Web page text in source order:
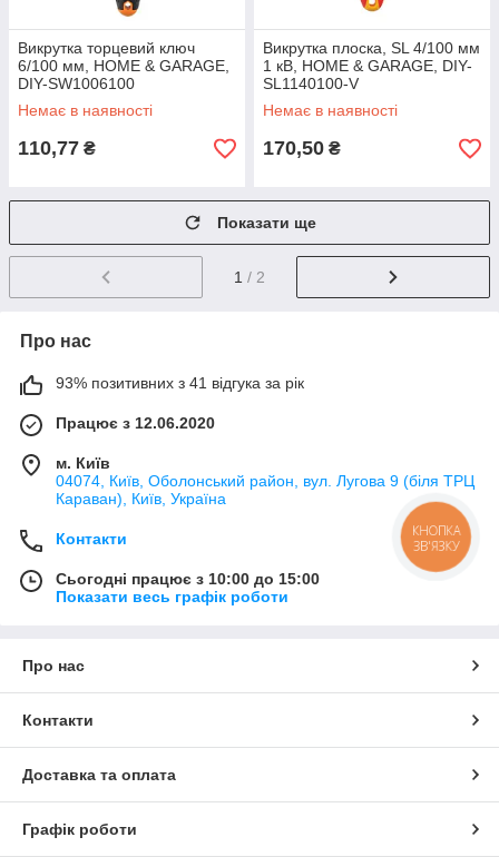
Викрутка торцевий ключ
6/100 мм, HOME & GARAGE,
DIY-SW1006100
Немає в наявності
110,77 ₴
Викрутка плоска, SL 4/100 мм
1 кВ, HOME & GARAGE, DIY-
SL1140100-V
Немає в наявності
170,50 ₴
Показати ще
1 / 2
Про нас
93% позитивних з 41 відгука за рік
Працює з 12.06.2020
м. Київ
04074, Київ, Оболонський район, вул. Лугова 9 (біля ТРЦ
Караван), Київ, Україна
Контакти
Сьогодні працює з 10:00 до 15:00
Показати весь графік роботи
Про нас
Контакти
Доставка та оплата
Графік роботи
КНОПКА
ЗВ'ЯЗКУ